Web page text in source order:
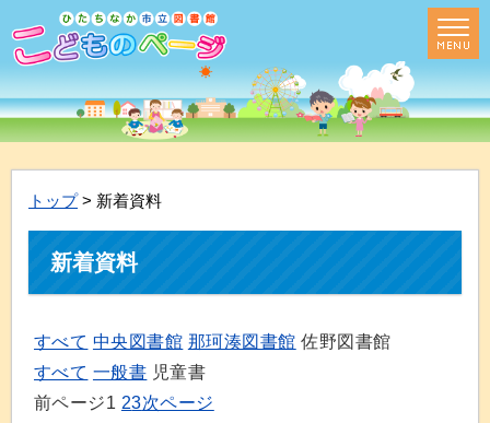
トップ> 新着資料
新着資料
すべて 中央図書館 那珂湊図書館 佐野図書館
すべて 一般書 児童書
前ページ1 23次ページ